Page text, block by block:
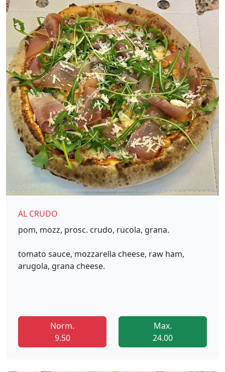
AL CRUDO
pom, mozz, prosc. crudo, rucola, grana.
tomato sauce, mozzarella cheese, raw ham,
arugola, grana cheese.
Norm.
9.50
Max.
24.00